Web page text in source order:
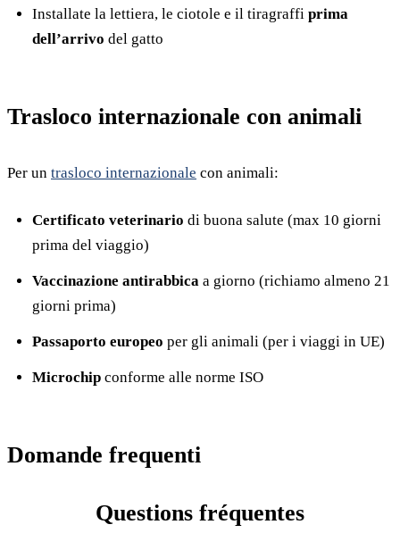
Installate la lettiera, le ciotole e il tiragraffi prima
dell’arrivo del gatto
Trasloco internazionale con animali
Per un trasloco internazionale con animali:
Certificato veterinario di buona salute (max 10 giorni
prima del viaggio)
Vaccinazione antirabbica a giorno (richiamo almeno 21
giorni prima)
Passaporto europeo per gli animali (per i viaggi in UE)
Microchip conforme alle norme ISO
Domande frequenti
Questions fréquentes